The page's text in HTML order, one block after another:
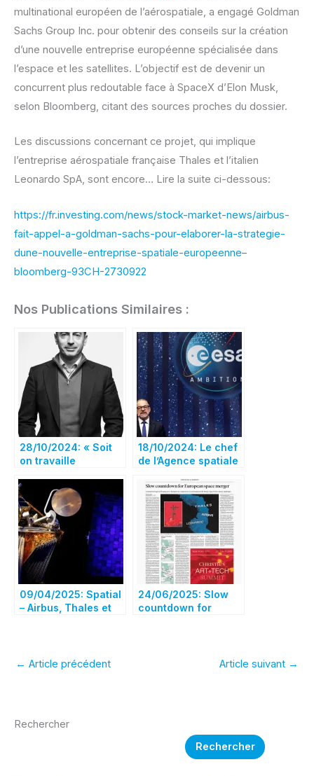
multinational européen de l’aérospatiale, a engagé Goldman
Sachs Group Inc. pour obtenir des conseils sur la création
d’une nouvelle entreprise européenne spécialisée dans
l’espace et les satellites. L’objectif est de devenir un
concurrent plus redoutable face à SpaceX d’Elon Musk,
selon Bloomberg, citant des sources proches du dossier.
Les discussions concernant ce projet, qui implique
l’entreprise aérospatiale française Thales et l’italien
Leonardo SpA, sont encore… Lire la suite ci-dessous:
https://fr.investing.com/news/stock-market-news/airbus-
fait-appel-a-goldman-sachs-pour-elaborer-la-strategie-
dune-nouvelle-entreprise-spatiale-europeenne–
bloomberg-93CH-2730922
Nos Publications Similaires :
28/10/2024: « Soit
on travaille
meurt », une
conversation avec
Guillaume Faury,
président exécutif
d’Airbus
18/10/2024: Le chef
de l’Agence spatiale
que l’Europe doit
être capable de
rivaliser au niveau
mondial
09/04/2025: Spatial
– Airbus, Thales et
24/06/2025: Slow
countdown for
← Article précédent Article suivant →
Rechercher
Rechercher